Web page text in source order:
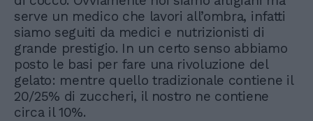
serve un medico che lavori all’ombra, infatti
siamo seguiti da medici e nutrizionisti di
grande prestigio. In un certo senso abbiamo
posto le basi per fare una rivoluzione del
gelato: mentre quello tradizionale contiene il
20/25% di zuccheri, il nostro ne contiene
circa il 10%.